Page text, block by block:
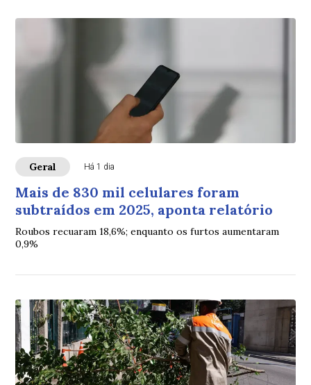
Geral Há 1 dia
Mais de 830 mil celulares foram
subtraídos em 2025, aponta relatório
Roubos recuaram 18,6%; enquanto os furtos aumentaram
0,9%